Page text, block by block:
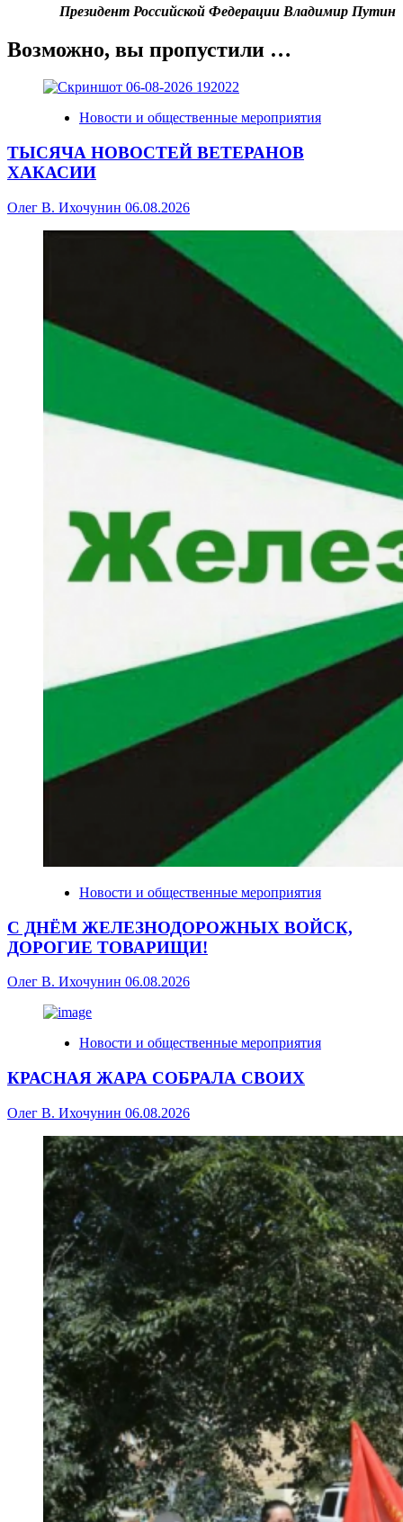
Президент Российской Федерации Владимир Путин
Возможно, вы пропустили …
Новости и общественные мероприятия
ТЫСЯЧА НОВОСТЕЙ ВЕТЕРАНОВ
ХАКАСИИ
Олег В. Ихочунин 06.08.2026
Новости и общественные мероприятия
С ДНЁМ ЖЕЛЕЗНОДОРОЖНЫХ ВОЙСК,
ДОРОГИЕ ТОВАРИЩИ!
Олег В. Ихочунин 06.08.2026
Новости и общественные мероприятия
КРАСНАЯ ЖАРА СОБРАЛА СВОИХ
Олег В. Ихочунин 06.08.2026